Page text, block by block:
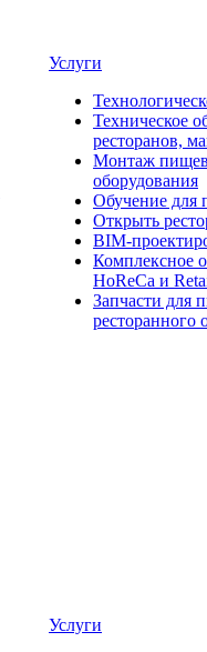
Услуги
Техническое
ресторанов,
Монтаж
оборудования
Обучение для
Открыть
BIM-
Комплексное
HoReCa и
Запчасти для
ресторанного
Услуги